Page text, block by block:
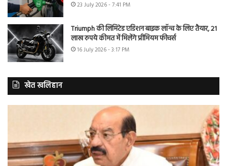
23 July 2026 - 7:41 PM
Triumph की लिमिटेड एडिशन बाइक लॉन्च के लिए तैयार, 21
लाख रुपये कीमत में मिलेंगे प्रीमियम फीचर्स
16 July 2026 - 3:17 PM
खेत खलिहान